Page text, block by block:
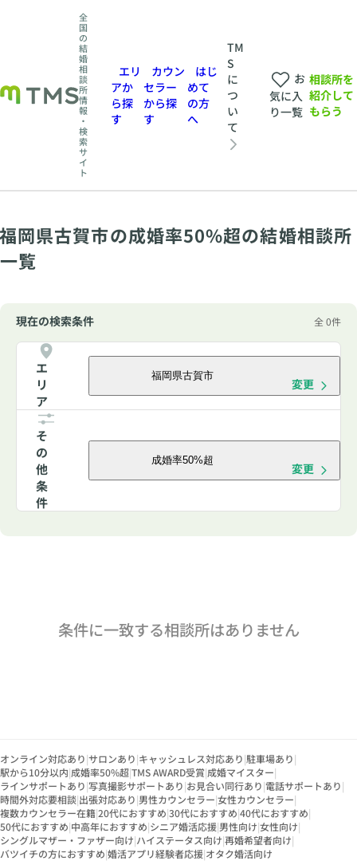
全
国
の
結
婚
相
談
所
情
報
・
検
索
サ
イ
ト
エリ
アか
ら探
す
カウン
セラー
から探
す
はじ
めて
の方
へ
TM
S
に
つ
い
て
お
気に入
り一覧
相談所を
紹介して
もらう
岡県古賀市の成婚率50%超の結婚相談所
一覧
現在の検索条件 全 0件
エ
リ
ア
福岡県古賀市
変更
そ
の
他
条
件
成婚率50%超
変更
条件に一致する相談所はありません
オンライン対応あり|サロンあり|キャッシュレス対応あり|駐車場あり|
駅から10分以内|成婚率50%超|TMS AWARD受賞|成婚マイスター|
ラインサポートあり|写真撮影サポートあり|お見合い同行あり|電話サポートあり|
時間外対応要相談|出張対応あり|男性カウンセラー|女性カウンセラー|
複数カウンセラー在籍|20代におすすめ|30代におすすめ|40代におすすめ|
50代におすすめ|中高年におすすめ|シニア婚活応援|男性向け|女性向け|
シングルマザー・ファザー向け|ハイステータス向け|再婚希望者向け|
バツイチの方におすすめ|婚活アプリ経験者応援|オタク婚活向け